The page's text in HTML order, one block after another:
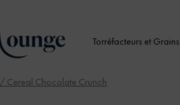
Torréfacteurs et Grains
/ Cereal Chocolate Crunch